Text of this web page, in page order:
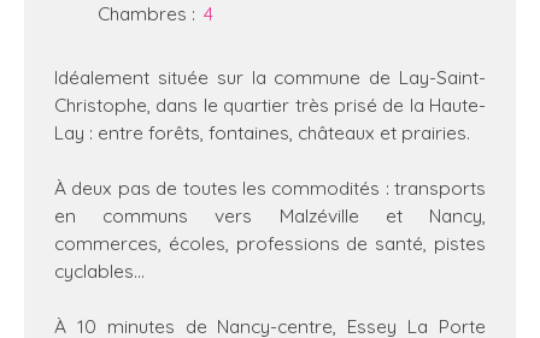
Chambres : 4
Idéalement située sur la commune de Lay-Saint-
Christophe, dans le quartier très prisé de la Haute-
Lay : entre forêts, fontaines, châteaux et prairies.
À deux pas de toutes les commodités : transports
en communs vers Malzéville et Nancy,
commerces, écoles, professions de santé, pistes
cyclables...
À 10 minutes de Nancy-centre, Essey La Porte